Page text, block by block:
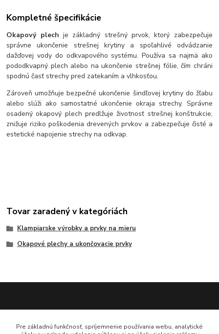
Kompletné špecifikácie
Okapový plech je základný strešný prvok, ktorý zabezpečuje
správne ukončenie strešnej krytiny a spoľahlivé odvádzanie
dažďovej vody do odkvapového systému. Používa sa najmä ako
pododkvapný plech alebo na ukončenie strešnej fólie, čím chráni
spodnú časť strechy pred zatekaním a vlhkosťou.
Zároveň umožňuje bezpečné ukončenie šindľovej krytiny do žľabu
alebo slúži ako samostatné ukončenie okraja strechy. Správne
osadený okapový plech predlžuje životnosť strešnej konštrukcie,
znižuje riziko poškodenia drevených prvkov a zabezpečuje čisté a
estetické napojenie strechy na odkvap.
Tovar zaradený v kategóriách
Klampiarske výrobky a prvky na mieru
Okapové plechy a ukončovacie prvky
0948 484 313
Pre základnú funkčnosť, spríjemnenie používania webu, analytické